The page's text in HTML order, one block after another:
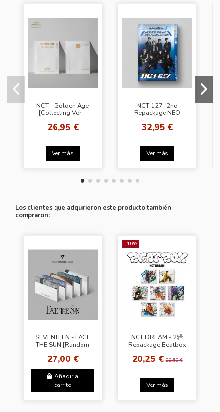
NCT - Golden Age
[Collecting Ver. -
Exclusive Photocard
26,95 €
Ver más
NCT 127- 2nd
Repackage NEO
ROUND [2nd Player]
32,95 €
Ver más
Los clientes que adquirieron este producto también
compraron:
SEVENTEEN - FACE
THE SUN [Random
27,00 €
Añadir al
carrito
-10%
NCT DREAM - 2辑
Repackage Beatbox
Random Cover]
20,25 €22,50 €
Ver más